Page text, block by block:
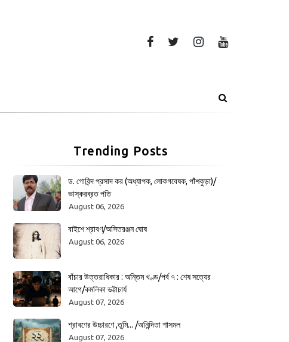
Trending Posts
ড. গোবিন্দ প্রসাদ কর (অধ্যাপক, লোকগবেষক, পাঁশকুড়া)/
ভাস্করব্রত পতি
August 06, 2026
বাইশে শ্রাবণ/অসিতরঞ্জন ঘোষ
August 06, 2026
বাঁচার উত্তরাধিকার : অন্তিম খণ্ড/পর্ব ৭ : শেষ সত্যের
আগে/কমলিকা ভট্টাচার্য
August 07, 2026
শ্রাবণের উচ্চারণে ,তুমি... /অনিন্দিতা শাসমল
August 07, 2026